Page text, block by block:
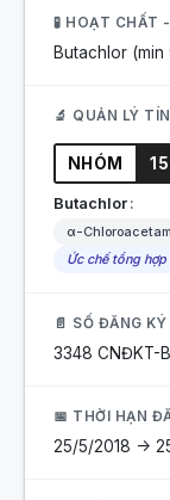
🧪 HOẠT CHẤT
Butachlor (min
🔬 QUẢN LÝ
NHÓM 15
Butachlor
α-
Ức chế tổng
📄 SỐ ĐĂNG KÝ
3348 CNĐKT-
📅 THỜI HẠN
25/5/2018 ->